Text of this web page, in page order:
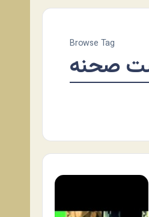
Browse Tag
صحنه